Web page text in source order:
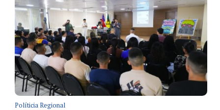
Políticia Regional